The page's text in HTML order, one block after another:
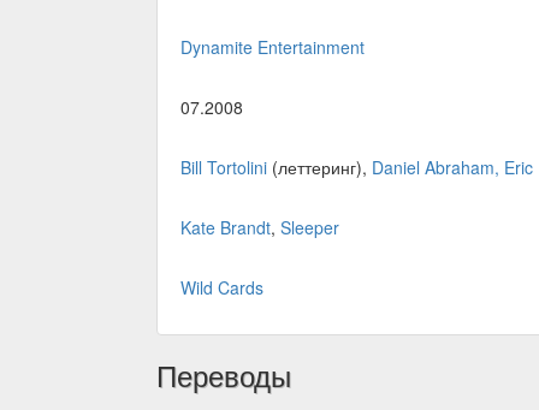
Dynamite Entertainment
07.2008
Bill Tortolini (леттеринг), Daniel Abraham, Eric
Kate Brandt, Sleeper
Wild Cards
Переводы